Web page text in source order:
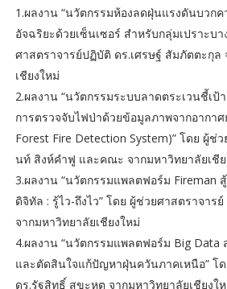
1.ผลงาน “นวัตกรรมห้องลดฝุ่นแรงดันบวกค
อัจฉริยะด้วยเซ็นเซอร์ สำหรับกลุ่มเปราะบา
ศาสตราจารย์ปฏิบัติ ดร.เศรษฐ์ สัมภัตตะกุล
เชียงใหม่
2.ผลงาน “นวัตกรรมระบบลาดตระเวนชี้เ
การตรวจจับไฟป่าด้วยข้อมูลภาพจากอากา
Forest Fire Detection System)” โดย ผู้ช่
นท์ สิงห์คำฟู และคณะ จากมหาวิทยาลัยเชีย
3.ผลงาน “นวัตกรรมแพลตฟอร์ม Fireman
ดิจิทัล : รู้ไว-ถึงไว” โดย ผู้ช่วยศาสตราจาร
จากมหาวิทยาลัยเชียงใหม่
4.ผลงาน “นวัตกรรมแพลตฟอร์ม Big
และตัดสินใจแก้ปัญหาฝุ่นควันภาคเหนือ” โ
ดร.รัฐสิทธิ์ สุขะหุต จากมหาวิทยาลัยเชียงใ